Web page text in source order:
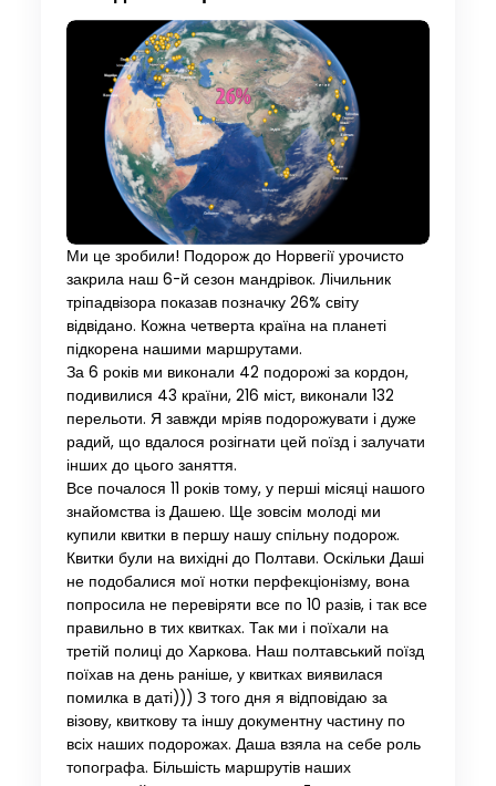
Ми це зробили! Подорож до Норвегії урочисто
закрила наш 6-й сезон мандрівок. Лічильник
тріпадвізора показав позначку 26% світу
відвідано. Кожна четверта країна на планеті
підкорена нашими маршрутами.
За 6 років ми виконали 42 подорожі за кордон,
подивилися 43 країни, 216 міст, виконали 132
перельоти. Я завжди мріяв подорожувати і дуже
радий, що вдалося розігнати цей поїзд і залучати
інших до цього заняття.
Все почалося 11 років тому, у перші місяці нашого
знайомства із Дашею. Ще зовсім молоді ми
купили квитки в першу нашу спільну подорож.
Квитки були на вихідні до Полтави. Оскільки Даші
не подобалися мої нотки перфекціонізму, вона
попросила не перевіряти все по 10 разів, і так все
правильно в тих квитках. Так ми і поїхали на
третій полиці до Харкова. Наш полтавський поїзд
поїхав на день раніше, у квитках виявилася
помилка в даті))) З того дня я відповідаю за
візову, квиткову та іншу документну частину по
всіх наших подорожах. Даша взяла на себе роль
топографа. Більшість маршрутів наших